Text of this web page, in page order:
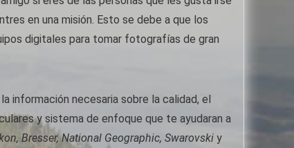
en una misión. Esto se debe a que los
digitales para tomar fotografías de gran
necesaria sobre la calidad, el
y sistema de enfoque que te ayudaran a
Bresser, National Geographic, Swarovski y